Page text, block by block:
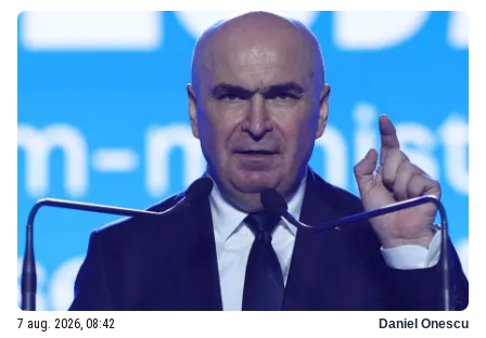
7 aug. 2026, 08:42 Daniel Onescu